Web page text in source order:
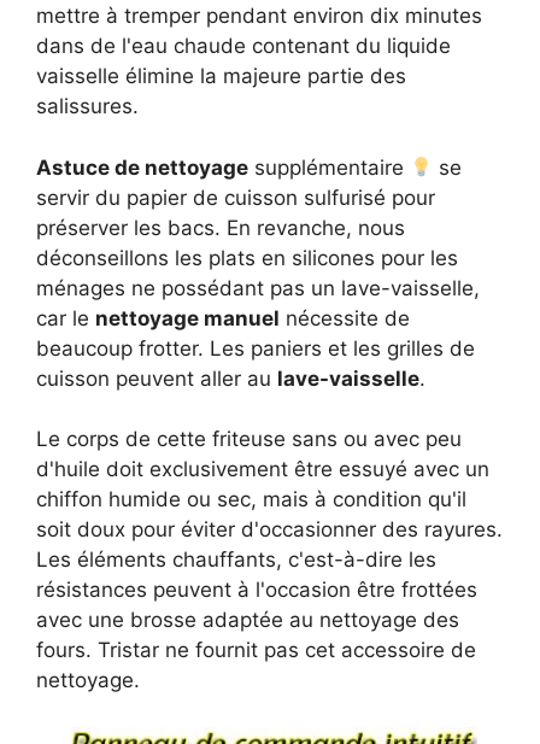
mettre à tremper pendant environ dix minutes
dans de l'eau chaude contenant du liquide
vaisselle élimine la majeure partie des
salissures.
Astuce de nettoyage supplémentaire
se
servir du papier de cuisson sulfurisé pour
préserver les bacs. En revanche, nous
déconseillons les plats en silicones pour les
ménages ne possédant pas un lave-vaisselle,
car le nettoyage manuel nécessite de
beaucoup frotter. Les paniers et les grilles de
cuisson peuvent aller au lave-vaisselle.
Le corps de cette friteuse sans ou avec peu
d'huile doit exclusivement être essuyé avec un
chiffon humide ou sec, mais à condition qu'il
soit doux pour éviter d'occasionner des rayures.
Les éléments chauffants, c'est-à-dire les
résistances peuvent à l'occasion être frottées
avec une brosse adaptée au nettoyage des
fours. Tristar ne fournit pas cet accessoire de
nettoyage.